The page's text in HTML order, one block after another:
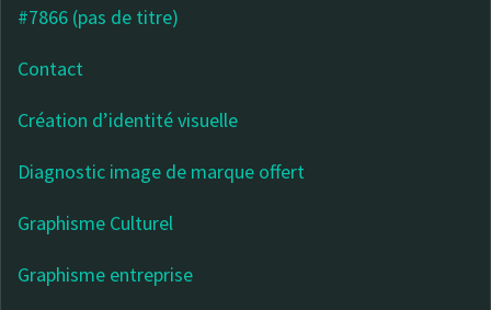
#7866 (pas de titre)
Contact
Création d’identité visuelle
Diagnostic image de marque offert
Graphisme Culturel
Graphisme entreprise